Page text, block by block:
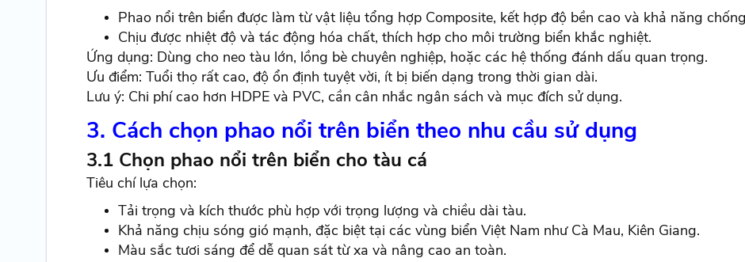
Phao nổi trên biển được làm từ vật liệu tổng hợp Composite, kết hợp độ bền cao và khả năng
Chịu được nhiệt độ và tác động hóa chất, thích hợp cho môi trường biển khắc nghiệt.
Ứng dụng: Dùng cho neo tàu lớn, lồng bè chuyên nghiệp, hoặc các hệ thống đánh dấu quan trọng.
Ưu điểm: Tuổi thọ rất cao, độ ổn định tuyệt vời, ít bị biến dạng trong thời gian dài.
Lưu ý: Chi phí cao hơn HDPE và PVC, cần cân nhắc ngân sách và mục đích sử dụng.
3. Cách chọn phao nổi trên biển theo nhu cầu sử dụng
3.1 Chọn phao nổi trên biển cho tàu cá
Tiêu chí lựa chọn:
Tải trọng và kích thước phù hợp với trọng lượng và chiều dài tàu.
Khả năng chịu sóng gió mạnh, đặc biệt tại các vùng biển Việt Nam như Cà Mau, Kiên Giang.
Màu sắc tươi sáng để dễ quan sát từ xa và nâng cao an toàn.